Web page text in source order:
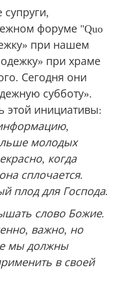
форуме "Quo
при нашем
при храме
Сегодня они
субботу».
этой инициативы:
молодых
когда
сплочается.
плод для Господа.
слово Божие.
важно, но
мы должны
в своей